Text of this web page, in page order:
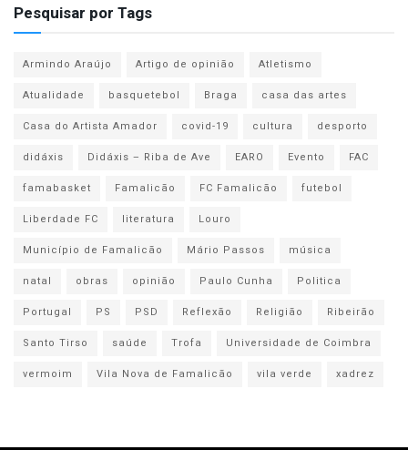
Pesquisar por Tags
Armindo Araújo Artigo de opinião
Atletismo
Atualidade
basquetebol Braga
casa das artes
Casa do Artista Amador
covid-19 cultura
desporto
didáxis
Didáxis – Riba de Ave EARO Evento
FAC
famabasket
Famalicão FC Famalicão
futebol
Liberdade FC
literatura
Louro
Município de Famalicão
Mário Passos
música
natal
obras opinião Paulo Cunha
Politica
Portugal
PS PSD Reflexão Religião
Ribeirão
Santo Tirso
saúde Trofa
Universidade de Coimbra
vermoim
Vila Nova de Famalicão vila verde xadrez